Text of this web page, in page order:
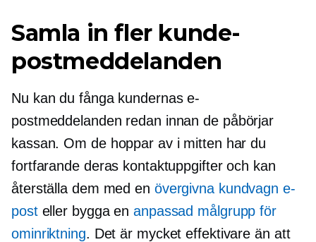
Samla in fler kunde-
postmeddelanden
Nu kan du fånga kundernas e-
postmeddelanden redan innan de påbörjar
kassan. Om de hoppar av i mitten har du
fortfarande deras kontaktuppgifter och kan
återställa dem med en övergivna kundvagn e-
posteller bygga enanpassad målgrupp för
ominriktning. Det är mycket effektivare än att